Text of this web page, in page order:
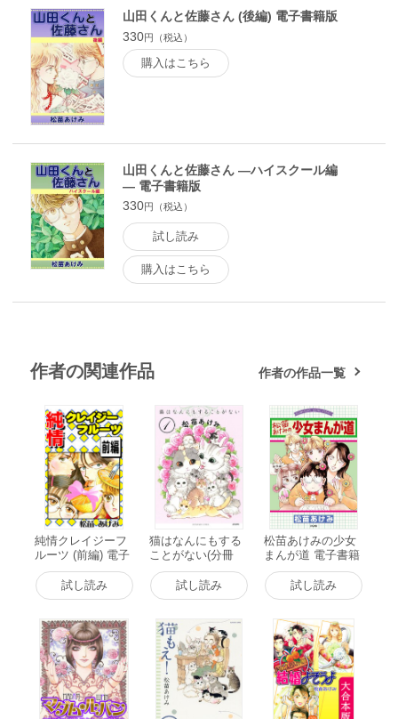
山田くんと佐藤さん (後編) 電子書籍版
330円（税込）
購入はこちら
山田くんと佐藤さん ―ハイスクール編
― 電子書籍版
330円（税込）
試し読み
購入はこちら
作者の関連作品 作者の作品一覧
純情クレイジーフ
ルーツ (前編) 電子
書籍版
試し読み
猫はなんにもする
ことがない(分冊
版) 【第1話】 電子
書籍版試し読み
松苗あけみの少女
まんが道 電子書籍
試し読み